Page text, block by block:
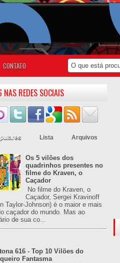
CONTATO
NAS REDES SOCIAIS
Lista Arquivos
Os 5 vilões dos
quadrinhos presentes no
filme do Kraven, o
Caçador
No filme do Kraven, o
Caçador, Sergei Kravinoff
Taylor-Johnson) é o maior e mais
caçador do mundo. Mas ao
de sua co...
616 - Top 10 Vilões do
Fantasma